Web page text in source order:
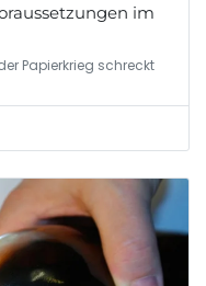
im
Papierkrieg schreckt